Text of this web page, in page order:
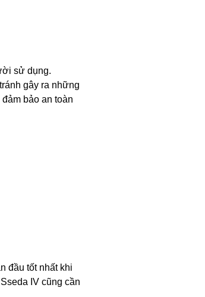
sử dụng.
gây ra những
bảo an toàn
đầu tốt nhất khi
IV cũng cần